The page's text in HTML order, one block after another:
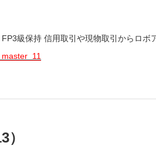
級保持 信用取引や現物取引からロボ
）